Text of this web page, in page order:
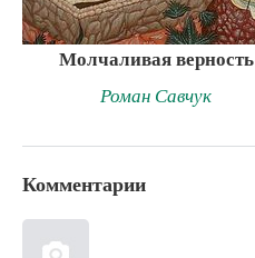
Молчаливая верность
Роман Савчук
Комментарии